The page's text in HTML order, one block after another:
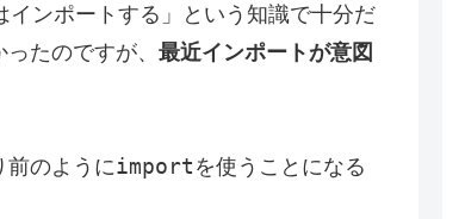
ンポートする」という知識で十分だ
たのですが、 最近インポートが意図
前のようにimport を使うことになる